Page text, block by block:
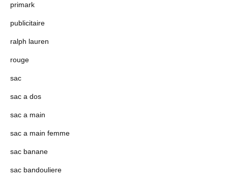
primark
publicitaire
ralph lauren
rouge
sac
sac a dos
sac a main
sac a main femme
sac banane
sac bandouliere